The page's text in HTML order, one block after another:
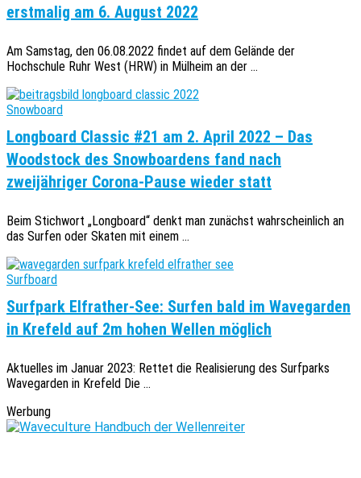
erstmalig am 6. August 2022
Am Samstag, den 06.08.2022 findet auf dem Gelände der
Hochschule Ruhr West (HRW) in Mülheim an der ...
Snowboard
Longboard Classic #21 am 2. April 2022 – Das
Woodstock des Snowboardens fand nach
zweijähriger Corona-Pause wieder statt
Beim Stichwort „Longboard“ denkt man zunächst wahrscheinlich an
das Surfen oder Skaten mit einem ...
Surfboard
Surfpark Elfrather-See: Surfen bald im Wavegarden
in Krefeld auf 2m hohen Wellen möglich
Aktuelles im Januar 2023: Rettet die Realisierung des Surfparks
Wavegarden in Krefeld Die ...
Werbung